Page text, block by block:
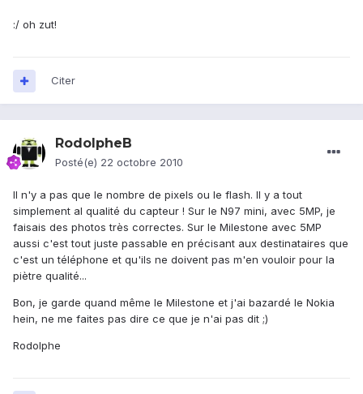
:/ oh zut!
Citer
RodolpheB
Posté(e) 22 octobre 2010
Il n'y a pas que le nombre de pixels ou le flash. Il y a tout
simplement al qualité du capteur ! Sur le N97 mini, avec 5MP, je
faisais des photos très correctes. Sur le Milestone avec 5MP
aussi c'est tout juste passable en précisant aux destinataires que
c'est un téléphone et qu'ils ne doivent pas m'en vouloir pour la
piètre qualité...
Bon, je garde quand même le Milestone et j'ai bazardé le Nokia
hein, ne me faites pas dire ce que je n'ai pas dit ;)
Rodolphe